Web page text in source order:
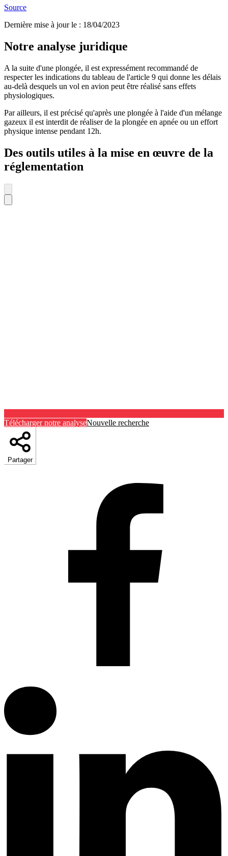
Source
Dernière mise à jour le : 18/04/2023
Notre analyse juridique
A la suite d'une plongée, il est expressément recommandé de
respecter les indications du tableau de l'article 9 qui donne les délais
au-delà desquels un vol en avion peut être réalisé sans effets
physiologiques.
Par ailleurs, il est précisé qu'après une plongée à l'aide d'un mélange
gazeux il est interdit de réaliser de la plongée en apnée ou un effort
physique intense pendant 12h.
Des outils utiles à la mise en œuvre de la
réglementation
Télécharger notre analyseNouvelle recherche
Partager